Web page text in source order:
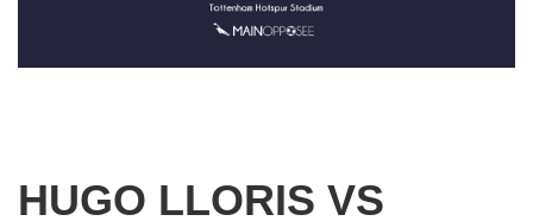
HUGO LLORIS VS